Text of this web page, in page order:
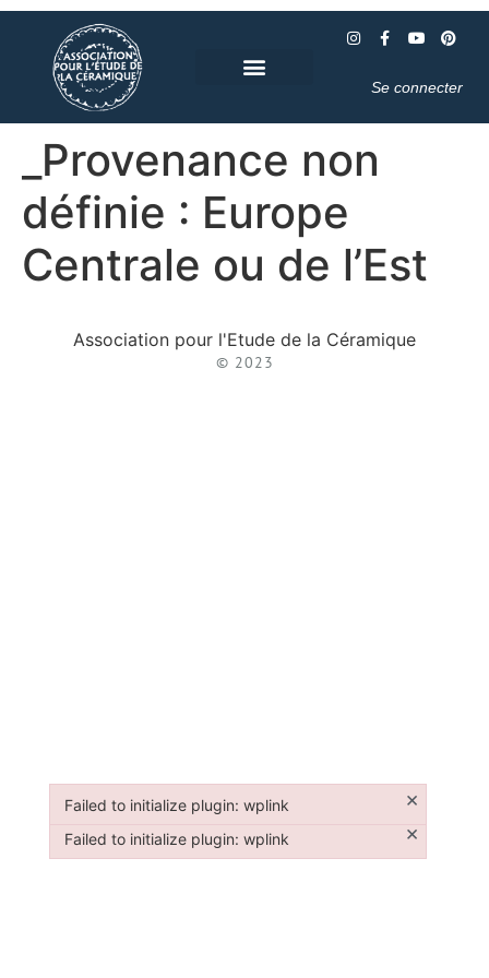
Se connecter
_Provenance non
définie : Europe
Centrale ou de l’Est
Association pour l'Etude de la Céramique
© 2023
Failed to initialize plugin: wplink ×
Failed to initialize plugin: wplink
Failed to initialize plugin: wplink ×